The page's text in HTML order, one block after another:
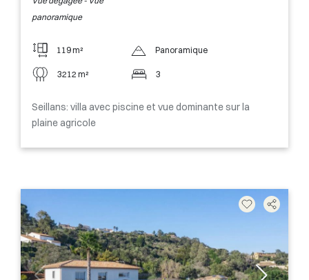
panoramique
119 m²
3212 m²
Panoramique
3
Seillans: villa avec piscine et vue dominante sur la
plaine agricole